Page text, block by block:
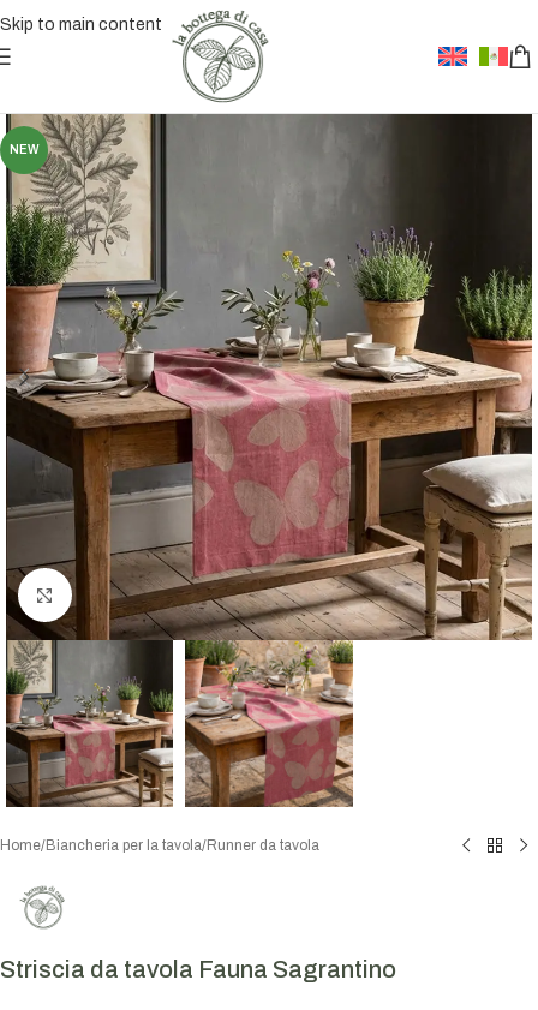
Skip to main content
NEW
Click to enlarge
Home/Biancheria per la tavola/Runner da tavola
Striscia da tavola Fauna Sagrantino